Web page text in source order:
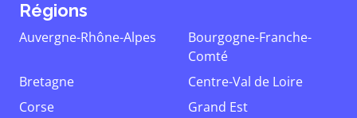
Régions
Auvergne-Rhône-Alpes
Bourgogne-Franche-
Comté
Bretagne
Centre-Val de Loire
Corse
Grand Est